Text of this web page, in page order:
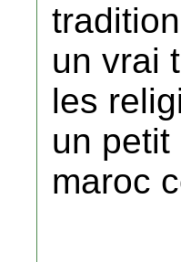
un vrai
les
un
maroc